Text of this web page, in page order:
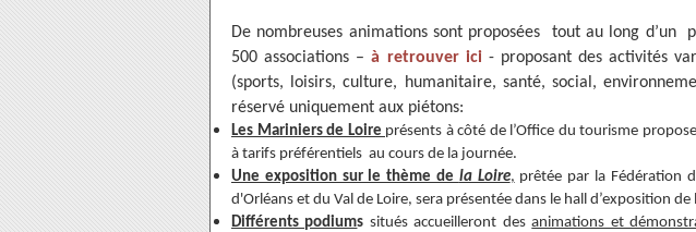
De nombreuses animations sont proposées tout au long d’un
500 associations –à retrouver ici- proposant des activités
(sports, loisirs, culture, humanitaire, santé, social,
réservé uniquement aux piétons:
Les Mariniers de Loire présents à côté de l’Office du tourisme
à tarifs préférentiels au cours de la journée.
Une exposition sur le thème de la Loire, prêtée par la Fédération
d'Orléans et du Val de Loire, sera présentée dans le hall d’exposition
Différents podiums situés accueilleront desanimations et